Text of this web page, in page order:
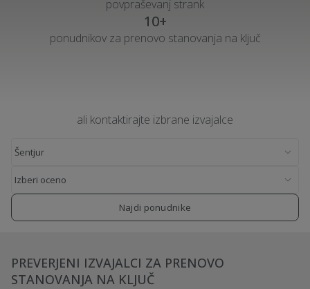
povpraševanj strank
10+
ponudnikov za prenovo stanovanja na ključ
ali kontaktirajte izbrane izvajalce
Najdi ponudnike
PREVERJENI IZVAJALCI ZA PRENOVO
STANOVANJA NA KLJUČ